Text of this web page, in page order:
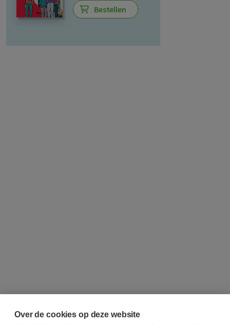
Bestellen
Over de cookies op deze website